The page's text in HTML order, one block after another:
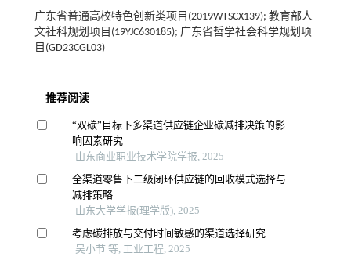
广东省普通高校特色创新类项目(2019WTSCX139); 教育部人
文社科规划项目(19YJC630185); 广东省哲学社会科学规划项
目(GD23CGL03)